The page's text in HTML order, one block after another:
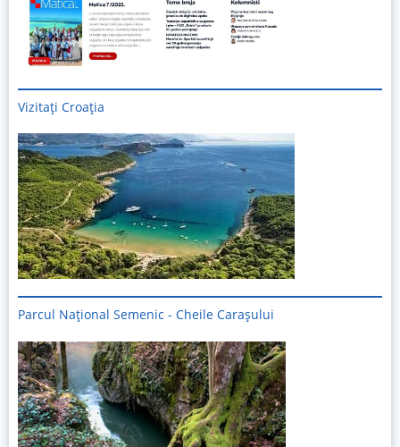
Vizitați Croația
Parcul Național Semenic - Cheile Carașului
Imagine